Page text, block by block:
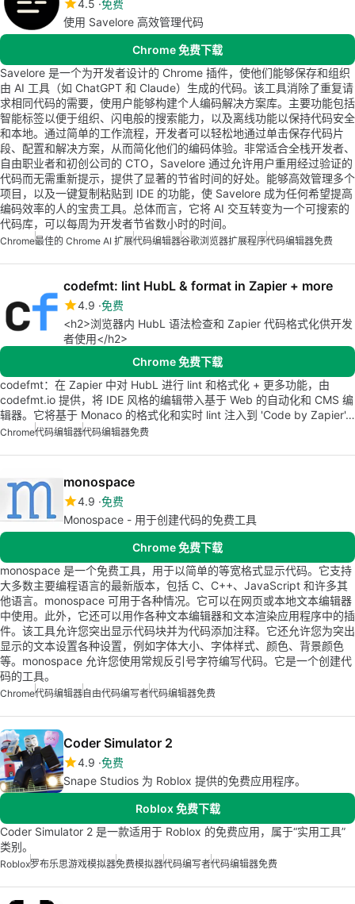
4.5 免费
使用 Savelore 高效管理代码
Chrome 免费下载
Savelore 是一个为开发者设计的 Chrome 插件，使他们能够保存和组织
由 AI 工具（如 ChatGPT 和 Claude）生成的代码。该工具消除了重复请
求相同代码的需要，使用户能够构建个人编码解决方案库。主要功能包括
智能标签以便于组织、闪电般的搜索能力，以及离线功能以保持代码安全
和本地。通过简单的工作流程，开发者可以轻松地通过单击保存代码片
段、配置和解决方案，从而简化他们的编码体验。非常适合全栈开发者、
自由职业者和初创公司的 CTO，Savelore 通过允许用户重用经过验证的
代码而无需重新提示，提供了显著的节省时间的好处。能够高效管理多个
项目，以及一键复制粘贴到 IDE 的功能，使 Savelore 成为任何希望提高
编码效率的人的宝贵工具。总体而言，它将 AI 交互转变为一个可搜索的
代码库，可以每周为开发者节省数小时的时间。
Chrome最佳的 Chrome AI 扩展代码编辑器谷歌浏览器扩展程序代码编辑器免费
codefmt: lint HubL & format in Zapier + more
4.9 免费
<h2>浏览器内 HubL 语法检查和 Zapier 代码格式化供开发
者使用</h2>
Chrome 免费下载
codefmt：在 Zapier 中对 HubL 进行 lint 和格式化 + 更多功能，由
codefmt.io 提供，将 IDE 风格的编辑带入基于 Web 的自动化和 CMS 编
辑器。它将基于 Monaco 的格式化和实时 lint 注入到 'Code by Zapier'…
Chrome代码编辑器代码编辑器免费
monospace
4.9 免费
Monospace - 用于创建代码的免费工具
Chrome 免费下载
monospace 是一个免费工具，用于以简单的等宽格式显示代码。它支持
大多数主要编程语言的最新版本，包括 C、C++、JavaScript 和许多其
他语言。monospace 可用于各种情况。它可以在网页或本地文本编辑器
中使用。此外，它还可以用作各种文本编辑器和文本渲染应用程序中的插
件。该工具允许您突出显示代码块并为代码添加注释。它还允许您为突出
显示的文本设置各种设置，例如字体大小、字体样式、颜色、背景颜色
等。monospace 允许您使用常规反引号字符编写代码。它是一个创建代
码的工具。
Chrome代码编辑器自由代码编写者代码编辑器免费
Coder Simulator 2
4.9 免费
Snape Studios 为 Roblox 提供的免费应用程序。
Roblox 免费下载
Coder Simulator 2 是一款适用于 Roblox 的免费应用，属于“实用工具”
类别。
Roblox罗布乐思游戏模拟器免费模拟器代码编写者代码编辑器免费